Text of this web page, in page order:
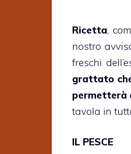
Ricetta,
nostro
freschi
grattato
permetterà
tavola in
IL PESCE